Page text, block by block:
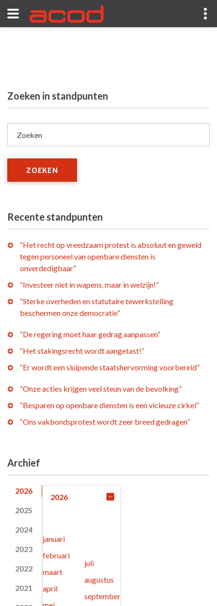
Zoeken in standpunten
Zoeken
ZOEKEN
Recente standpunten
“Het recht op vreedzaam protest is absoluut en geweld
tegen personeel van openbare diensten is
onverdedigbaar”
“Investeer niet in wapens, maar in welzijn!”
“Sterke overheden en statutaire tewerkstelling
beschermen onze democratie”
“De regering moet haar gedrag aanpassen”
“Het stakingsrecht wordt aangetast!”
“Er wordt een sluipende staatshervorming voorbereid”
“Onze acties krijgen veel steun van de bevolking”
“Besparen op openbare diensten is een vicieuze cirkel”
“Ons vakbondsprotest wordt zeer breed gedragen”
Archief
2026
2025
2024
2023
2022
2021
2026
januari
februari
maart
april
juli
augustus
september